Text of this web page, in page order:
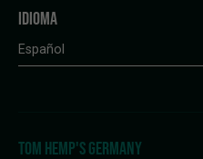
IDIOMA
Español
TOM HEMP'S GERMANY